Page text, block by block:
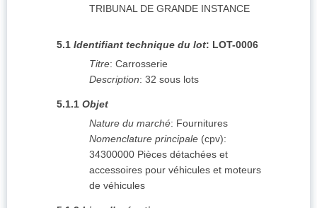
TRIBUNAL DE GRANDE INSTANCE
5.1 Identifiant technique du lot: LOT-0006
Titre: Carrosserie
Description: 32 sous lots
5.1.1 Objet
Nature du marché: Fournitures
Nomenclature principale (cpv):
34300000 Pièces détachées et
accessoires pour véhicules et moteurs
de véhicules